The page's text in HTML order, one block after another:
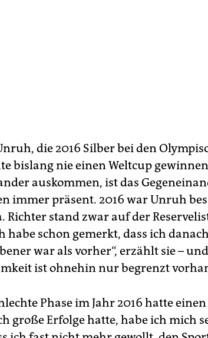
die 2016 Silber bei den
bislang nie einen Weltcup
auskommen, ist das
immer präsent. 2016 war Unruh
Richter stand zwar auf der
habe schon gemerkt, dass ich
war als vorher“, erzählt sie –
ist ohnehin nur begrenzt
Phase im Jahr 2016 hatte
große Erfolge hatte, habe ich mich